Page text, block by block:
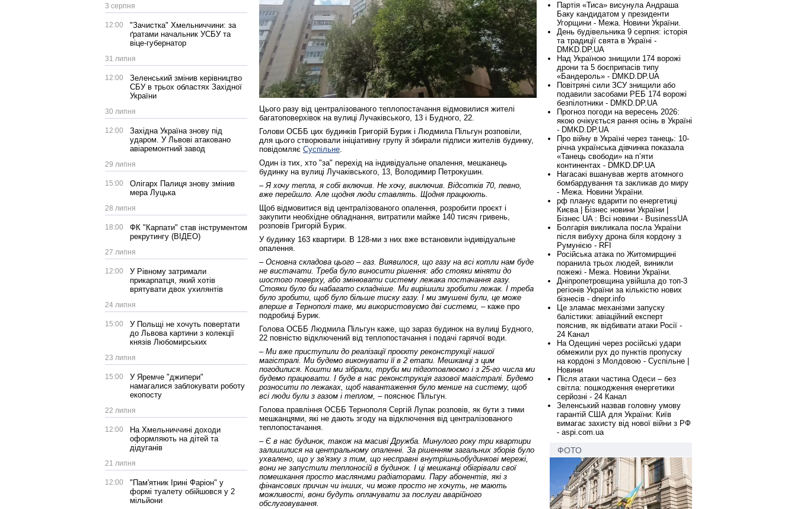
3 серпня
12:00
"Зачистка" Хмельниччини: за
ґратами начальник УСБУ та
віце-губернатор
31 липня
12:00
Зеленський змінив керівництво
СБУ в трьох областях Західної
України
30 липня
12:00
Західна Україна знову під
ударом. У Львові атаковано
авіаремонтний завод
29 липня
15:00
Олігарх Палиця знову змінив
мера Луцька
28 липня
18:00
ФК "Карпати" став інструментом
рекрутингу (ВІДЕО)
27 липня
12:00
У Рівному затримали
прикарпатця, який хотів
врятувати двох ухилянтів
24 липня
15:00
У Польщі не хочуть повертати
до Львова картини з колекції
князів Любомирських
23 липня
15:00
У Яремче "джипери"
намагалися заблокувати роботу
екопосту
22 липня
12:00
На Хмельниччині доходи
оформляють на дітей та
дідуганів
21 липня
12:00
"Пам'ятник Ірині Фаріон" у
формі туалету обійшовся у 2
мільйони
Цього разу від централізованого теплопостачання відмовилися жителі
багатоповерхівок на вулиці Лучаківського, 13 і Будного, 22.
Голови ОСББ цих будинків Григорій Бурик і Людмила Пільгун розповіли,
для цього створювали ініціативну групу й збирали підписи жителів будинку,
повідомляє Суспільне.
Один із тих, хто "за" перехід на індивідуальне опалення, мешканець
будинку на вулиці Лучаківського, 13, Володимир Петрокушин.
– Я хочу тепла, я собі включив. Не хочу, виключив. Відсотків 70, певно,
вже перейшло. Але щодня люди ставлять. Щодня працюють.
Щоб відмовитися від централізованого опалення, розробити проєкт і
закупити необхідне обладнання, витратили майже 140 тисяч гривень,
розповів Григорій Бурик.
У будинку 163 квартири. В 128-ми з них вже встановили індивідуальне
опалення.
– Основна складова цього – газ. Виявилося, що газу на всі котли нам буде
не вистачати. Треба було виносити рішення: або стояки міняти до
шостого поверху, або змінювати систему лежака постачання газу.
Стояки було би набагато складніше. Ми вирішили зробити лежак. І треба
було зробити, щоб було більше тиску газу. І ми змушені були, це може
вперше в Тернополі таке, ми використовуємо дві системи, – каже про
подробиці Бурик.
Голова ОСББ Людмила Пільгун каже, що зараз будинок на вулиці Будного,
22 повністю відключений від теплопостачання і подачі гарячої води.
– Ми вже приступили до реалізації проєкту реконструкції нашої
магістралі. Ми будемо виконувати її в 2 етапи. Мешканці з цим
погодилися. Кошти ми зібрали, труби ми підготовлюємо і з 25-го числа ми
будемо працювати. І буде в нас реконструкція газової магістралі. Будемо
розносити по лежаках, щоб навантаження було менше на систему, щоб
всі люди були з газом і теплом, –пояснює Пільгун.
Голова правління ОСББ Тернополя Сергій Лупак розповів, як бути з тими
мешканцями, які не дають згоду на відключення від централізованого
теплопостачання.
– Є в нас будинок, також на масиві Дружба. Минулого року три квартири
залишилися на центральному опаленні. За рішенням загальних зборів було
ухвалено, що у зв'язку з тим, що несправні внутрішньобудинкові мережі,
вони не запустили теплоносій в будинок. І ці мешканці обігрівали свої
помешкання просто масляними радіаторами. Пару абонентів, які з
фінансових причин чи інших, чи може просто не хочуть, не мають
можливості, вони будуть оплачувати за послуги аварійного
обслуговування.
Партія «Тиса» висунула Андраша
Баку кандидатом у президенти
Угорщини - Межа. Новини України.
День будівельника 9 серпня: історія
та традиції свята в Україні -
DMKD.DP.UA
Над Україною знищили 174 ворожі
дрони та 5 боєприпасів типу
«Бандероль» - DMKD.DP.UA
Повітряні сили ЗСУ знищили або
подавили засобами РЕБ 174 ворожі
безпілотники - DMKD.DP.UA
Прогноз погоди на вересень 2026:
якою очікується рання осінь в Україні
- DMKD.DP.UA
Про війну в Україні через танець: 10-
річна українська дівчинка показала
«Танець свободи» на п’яти
континентах - DMKD.DP.UA
Нагасакі вшанував жертв атомного
бомбардування та закликав до миру
- Межа. Новини України.
рф планує вдарити по енергетиці
Києва | Бізнес новини України |
Бізнес UA : Всі новини - BusinessUA
Болгарія викликала посла України
після вибуху дрона біля кордону з
Румунією - RFI
Російська атака по Житомирщині
поранила трьох людей, виникли
пожежі - Межа. Новини України.
Дніпропетровщина увійшла до топ-3
регіонів України за кількістю нових
бізнесів - dnepr.info
Це зламає механізми запуску
балістики: авіаційний експерт
пояснив, як відбивати атаки Росії -
24 Канал
На Одещині через російські удари
обмежили рух до пунктів пропуску
на кордоні з Молдовою - Суспільне |
Новини
Після атаки частина Одеси – без
світла: пошкодження енергетики
серйозні - 24 Канал
Зеленський назвав головну умову
гарантій США для України: Київ
вимагає захисту від нової війни з РФ
- aspi.com.ua
ФОТО